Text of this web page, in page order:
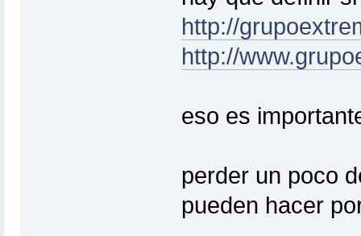
http://
http://
eso es
perder un poco
pueden hacer